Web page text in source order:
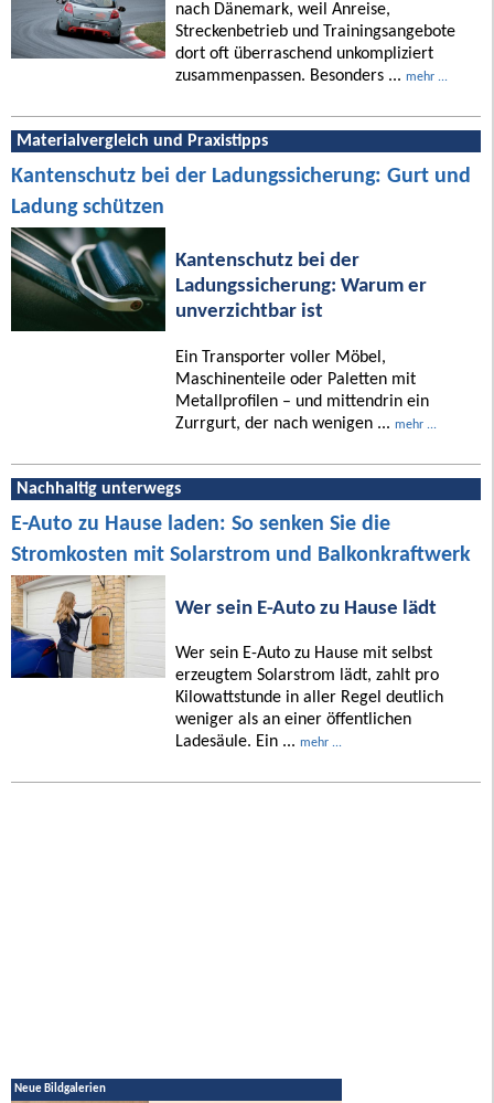
nach Dänemark, weil Anreise,
Streckenbetrieb und Trainingsangebote
dort oft überraschend unkompliziert
zusammenpassen. Besonders ... mehr ...
Materialvergleich und Praxistipps
Kantenschutz bei der Ladungssicherung: Gurt und
Ladung schützen
Kantenschutz bei der
Ladungssicherung: Warum er
unverzichtbar ist
Ein Transporter voller Möbel,
Maschinenteile oder Paletten mit
Metallprofilen – und mittendrin ein
Zurrgurt, der nach wenigen ... mehr ...
Nachhaltig unterwegs
E-Auto zu Hause laden: So senken Sie die
Stromkosten mit Solarstrom und Balkonkraftwerk
Wer sein E-Auto zu Hause lädt
Wer sein E-Auto zu Hause mit selbst
erzeugtem Solarstrom lädt, zahlt pro
Kilowattstunde in aller Regel deutlich
weniger als an einer öffentlichen
Ladesäule. Ein ... mehr ...
Neue Bildgalerien